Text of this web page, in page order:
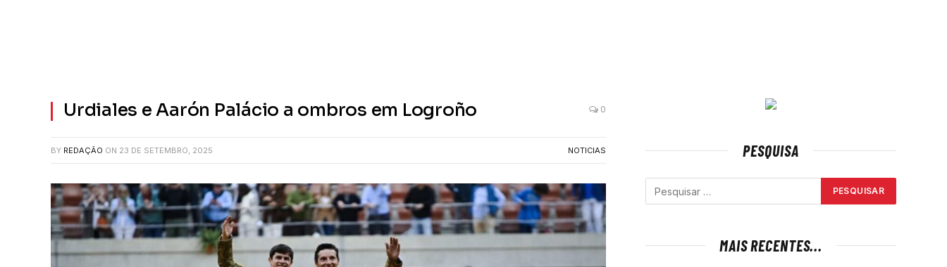
Urdiales e Aarón Palácio a ombros em Logroño 0
BY REDAÇÃO ON 23 DE SETEMBRO, 2025 NOTICIAS PESQUISA
MAIS RECENTES...